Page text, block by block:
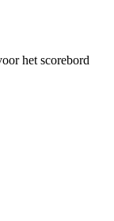
het scorebord